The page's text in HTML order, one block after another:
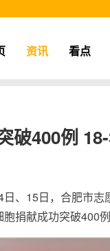
资讯 看点
破400例
、15日，合肥市
捐献成功突破400例